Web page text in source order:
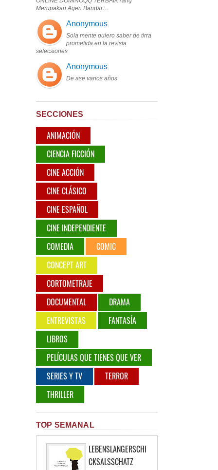
Merupakan Agen Bandar…
Anonymous
Sola mente quiero saber de tirra
prometida en la revista
selecsiones
Anonymous
De ase varios años
SECCIONES
ANIMACIÓN
CIENCIA FICCIÓN
CINE ACCIÓN
CINE CLÁSICO
CINE ESPAÑOL
CINE INDEPENDIENTE
COMEDIA
COMIC
CONCEPT ART
CORTOMETRAJE
DOCUMENTAL
DRAMA
ENTREVISTAS
FANTASÍA
LIBROS
PELÍCULAS QUE TIENES QUE VER
SERIES Y TV
TERROR
THRILLER
TOP SEMANAL
LEBENSLANGERSCHI
CKSALSSCHATZ